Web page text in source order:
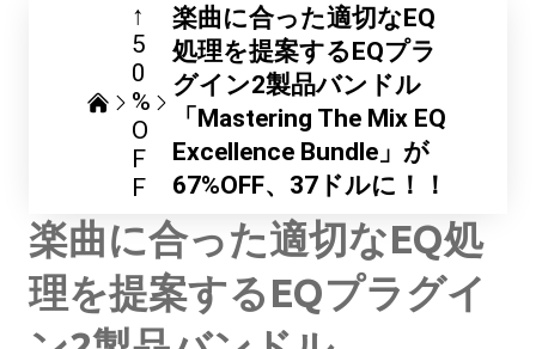
↑
5
0
%
O
F
F
楽曲に合った適切なEQ
処理を提案するEQプラ
グイン2製品バンドル
「Mastering The Mix EQ
Excellence Bundle」が
67%OFF、37ドルに！！
楽曲に合った適切なEQ処
理を提案するEQプラグイ